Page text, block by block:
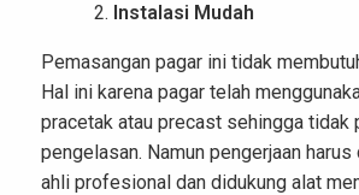
Instalasi Mudah
Pemasangan pagar ini tidak
Hal ini karena pagar telah
pracetak atau precast sehingga tidak
pengelasan. Namun pengerjaan
ahli profesional dan didukung alat